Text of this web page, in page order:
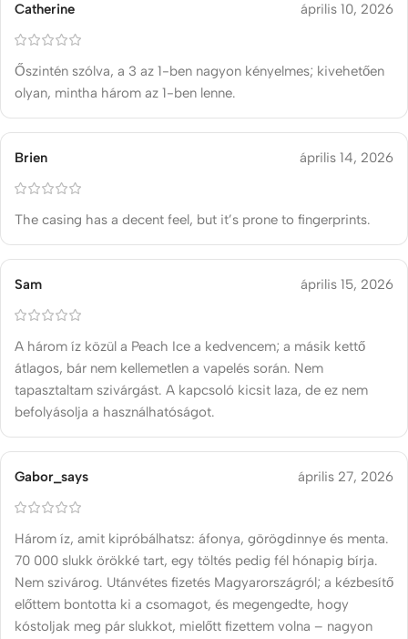
Catherine április 10, 2026
Őszintén szólva, a 3 az 1-ben nagyon kényelmes; kivehetően
olyan, mintha három az 1-ben lenne.
Brien április 14, 2026
The casing has a decent feel, but it’s prone to fingerprints.
Sam április 15, 2026
A három íz közül a Peach Ice a kedvencem; a másik kettő
átlagos, bár nem kellemetlen a vapelés során. Nem
tapasztaltam szivárgást. A kapcsoló kicsit laza, de ez nem
befolyásolja a használhatóságot.
Gabor_says április 27, 2026
Három íz, amit kipróbálhatsz: áfonya, görögdinnye és menta.
70 000 slukk örökké tart, egy töltés pedig fél hónapig bírja.
Nem szivárog. Utánvétes fizetés Magyarországról; a kézbesítő
előttem bontotta ki a csomagot, és megengedte, hogy
kóstoljak meg pár slukkot, mielőtt fizettem volna – nagyon